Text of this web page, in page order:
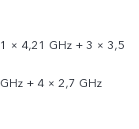
1 × 4,21 GHz + 3 × 3,5
GHz + 4 × 2,7 GHz